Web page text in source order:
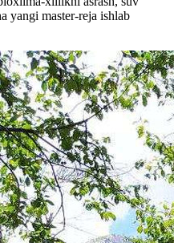
yangi master-reja ishlab